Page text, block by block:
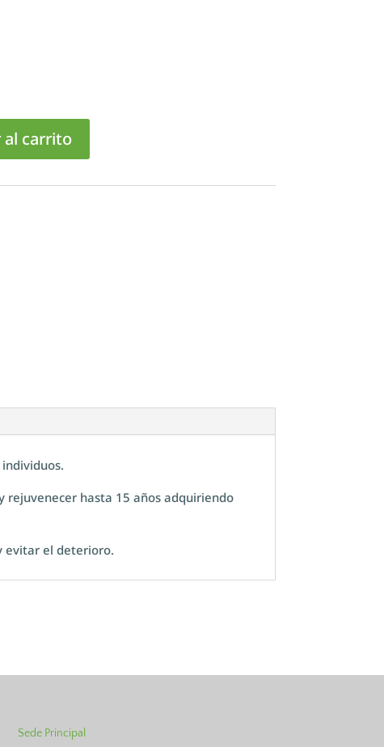
al carrito
rejuvenecer hasta 15 años adquiriendo
evitar el deterioro.
Sede Principal